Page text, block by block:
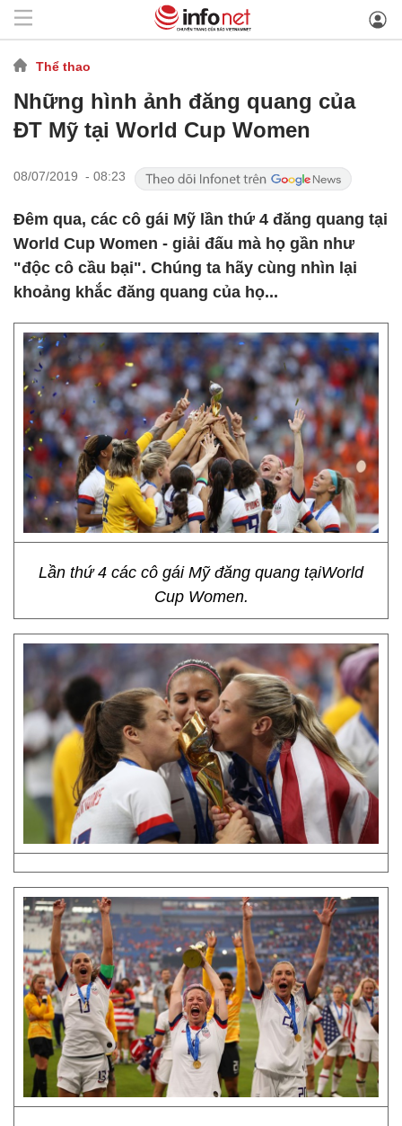
Thể thao
Những hình ảnh đăng quang của
ĐT Mỹ tại World Cup Women
08/07/2019 - 08:23
Đêm qua, các cô gái Mỹ lần thứ 4 đăng quang tại
World Cup Women - giải đấu mà họ gần như
"độc cô cầu bại". Chúng ta hãy cùng nhìn lại
khoảng khắc đăng quang của họ...
Lần thứ 4 các cô gái Mỹ đăng quang tạiWorld
Cup Women.